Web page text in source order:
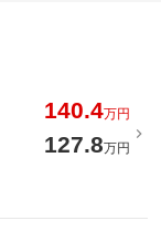
140.4万円
127.8万円